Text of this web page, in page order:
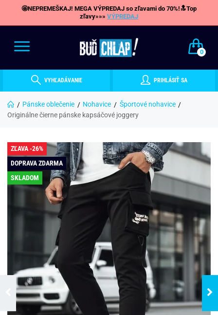
🤩NEPREMEŠKAJ! MEGA VÝPREDAJ so zľavami do 70%!🔝Top
zľavy»»» VÝPREDAJ
0
VYHĽADÁVANIE PRIHLÁSIŤ SA
Pánske oblečenie Nohavice
Športové nohavice
Originálne čierne pánske kapsáčové joggery
ZĽAVA -26%
DOPRAVA ZDARMA
SKLADOM